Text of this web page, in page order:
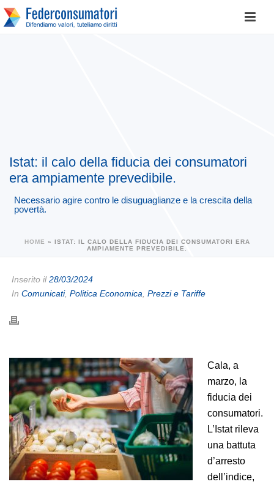
Istat: il calo della fiducia dei consumatori
era ampiamente prevedibile.
Necessario agire contro le disuguaglianze e la crescita della
povertà.
HOME » ISTAT: IL CALO DELLA FIDUCIA DEI CONSUMATORI ERA
AMPIAMENTE PREVEDIBILE.
Inserito il28/03/2024
In Comunicati, Politica Economica Prezzi e Tariffe
Cala, a
marzo, la
fiducia dei
consumatori.
L’Istat rileva
una battuta
d’arresto
dell’indice,